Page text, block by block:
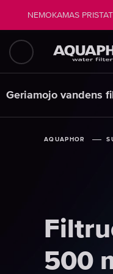
Geriamojo vandens
NEMOKAMAS
AQUAPHOR
500
AQUAPHOR
500
AQUAPHOR
500